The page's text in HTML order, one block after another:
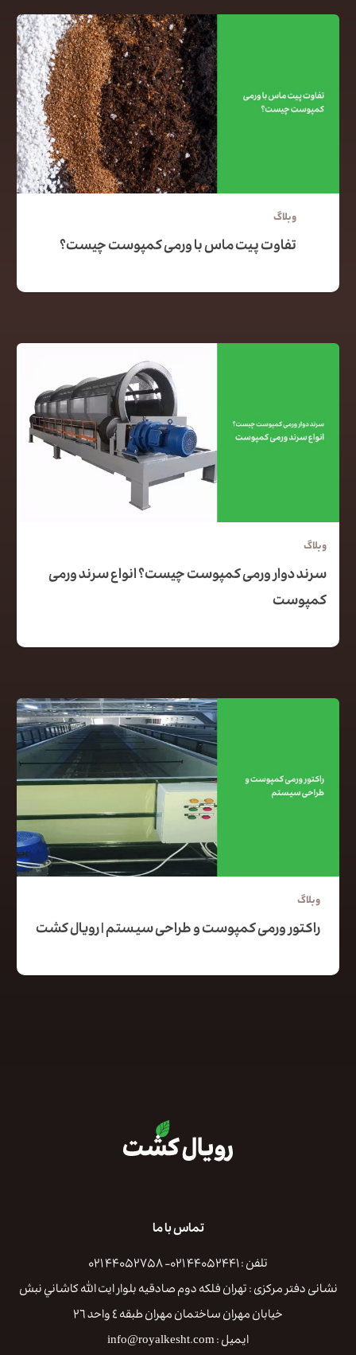
وبلاگ
تفاوت پیت ماس با ورمی کمپوست چیست؟
وبلاگ
سرند دوار ورمی کمپوست چیست؟ انواع سرند ورمی
کمپوست
وبلاگ
راکتور ورمی کمپوست و طراحی سیستم | رویال کشت
تماس با ما
تلفن : ۴۴۰۵۲۴۴۱ ۰۲۱- ۴۴۰۵۲۷۵۸ ۰۲۱
نشانی دفتر مرکزی : تهران فلكه دوم صادقيه بلوار ايت الله كاشاني نبش
خيابان مهران ساختمان مهران طبقه ٤ واحد ٢٦
ایمیل : info@royalkesht.com